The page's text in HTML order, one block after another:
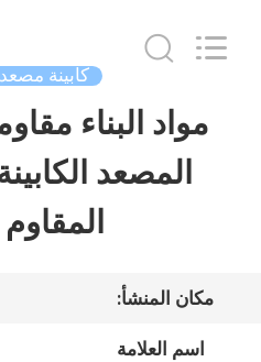
أشرطة
فيديو
SUNNY
كابينة مصعد
مواد البناء
المصعد
مكان المنشأ:
اسم العلامة